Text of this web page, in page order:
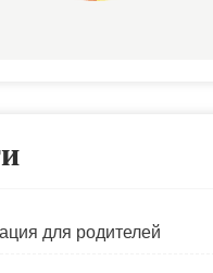
для родителей